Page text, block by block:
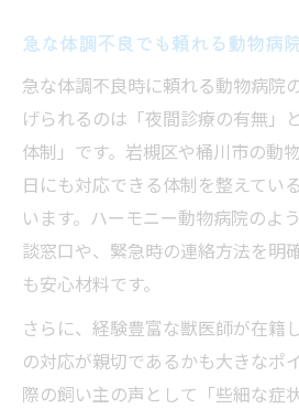
急な体調不良でも頼れる動物病
急な体調不良時に頼れる動物病院
げられるのは「夜間診療の有無」
体制」です。岩槻区や桶川市の動
日にも対応できる体制を整えてい
います。ハーモニー動物病院のよ
談窓口や、緊急時の連絡方法を明
も安心材料です。
さらに、経験豊富な獣医師が在籍
の対応が親切であるかも大きなポ
際の飼い主の声として「些細な症